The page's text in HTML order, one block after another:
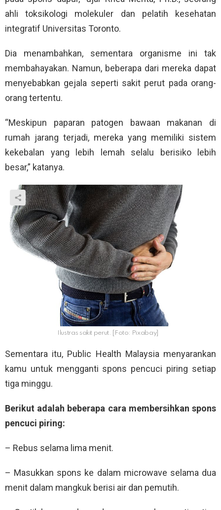
ahli toksikologi molekuler dan pelatih kesehatan
integratif Universitas Toronto.
Dia menambahkan, sementara organisme ini tak
membahayakan. Namun, beberapa dari mereka dapat
menyebabkan gejala seperti sakit perut pada orang-
orang tertentu.
“Meskipun paparan patogen bawaan makanan di
rumah jarang terjadi, mereka yang memiliki sistem
kekebalan yang lebih lemah selalu berisiko lebih
besar,” katanya.
Ilustras sakit perut. [Foto: Pixabay]
Sementara itu, Public Health Malaysia menyarankan
kamu untuk mengganti spons pencuci piring setiap
tiga minggu.
Berikut adalah beberapa cara membersihkan spons
pencuci piring:
– Rebus selama lima menit.
– Masukkan spons ke dalam microwave selama dua
menit dalam mangkuk berisi air dan pemutih.